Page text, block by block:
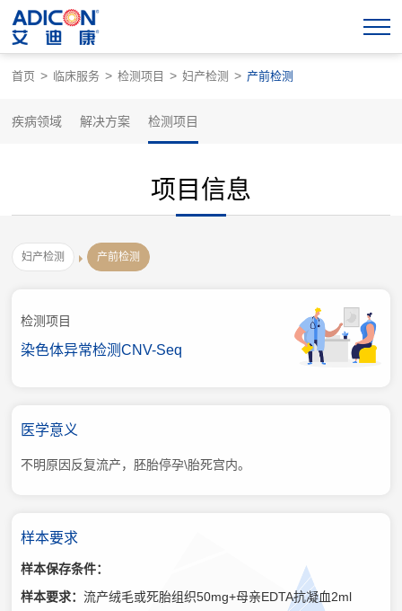
首页 > 临床服务 > 检测项目 > 妇产检测 > 产前检测
疾病领域 解决方案 检测项目
项目信息
妇产检测 产前检测
检测项目
染色体异常检测CNV-Seq
医学意义
不明原因反复流产，胚胎停孕\胎死宫内。
样本要求
样本保存条件：
样本要求：流产绒毛或死胎组织50mg+母亲EDTA抗凝血2ml